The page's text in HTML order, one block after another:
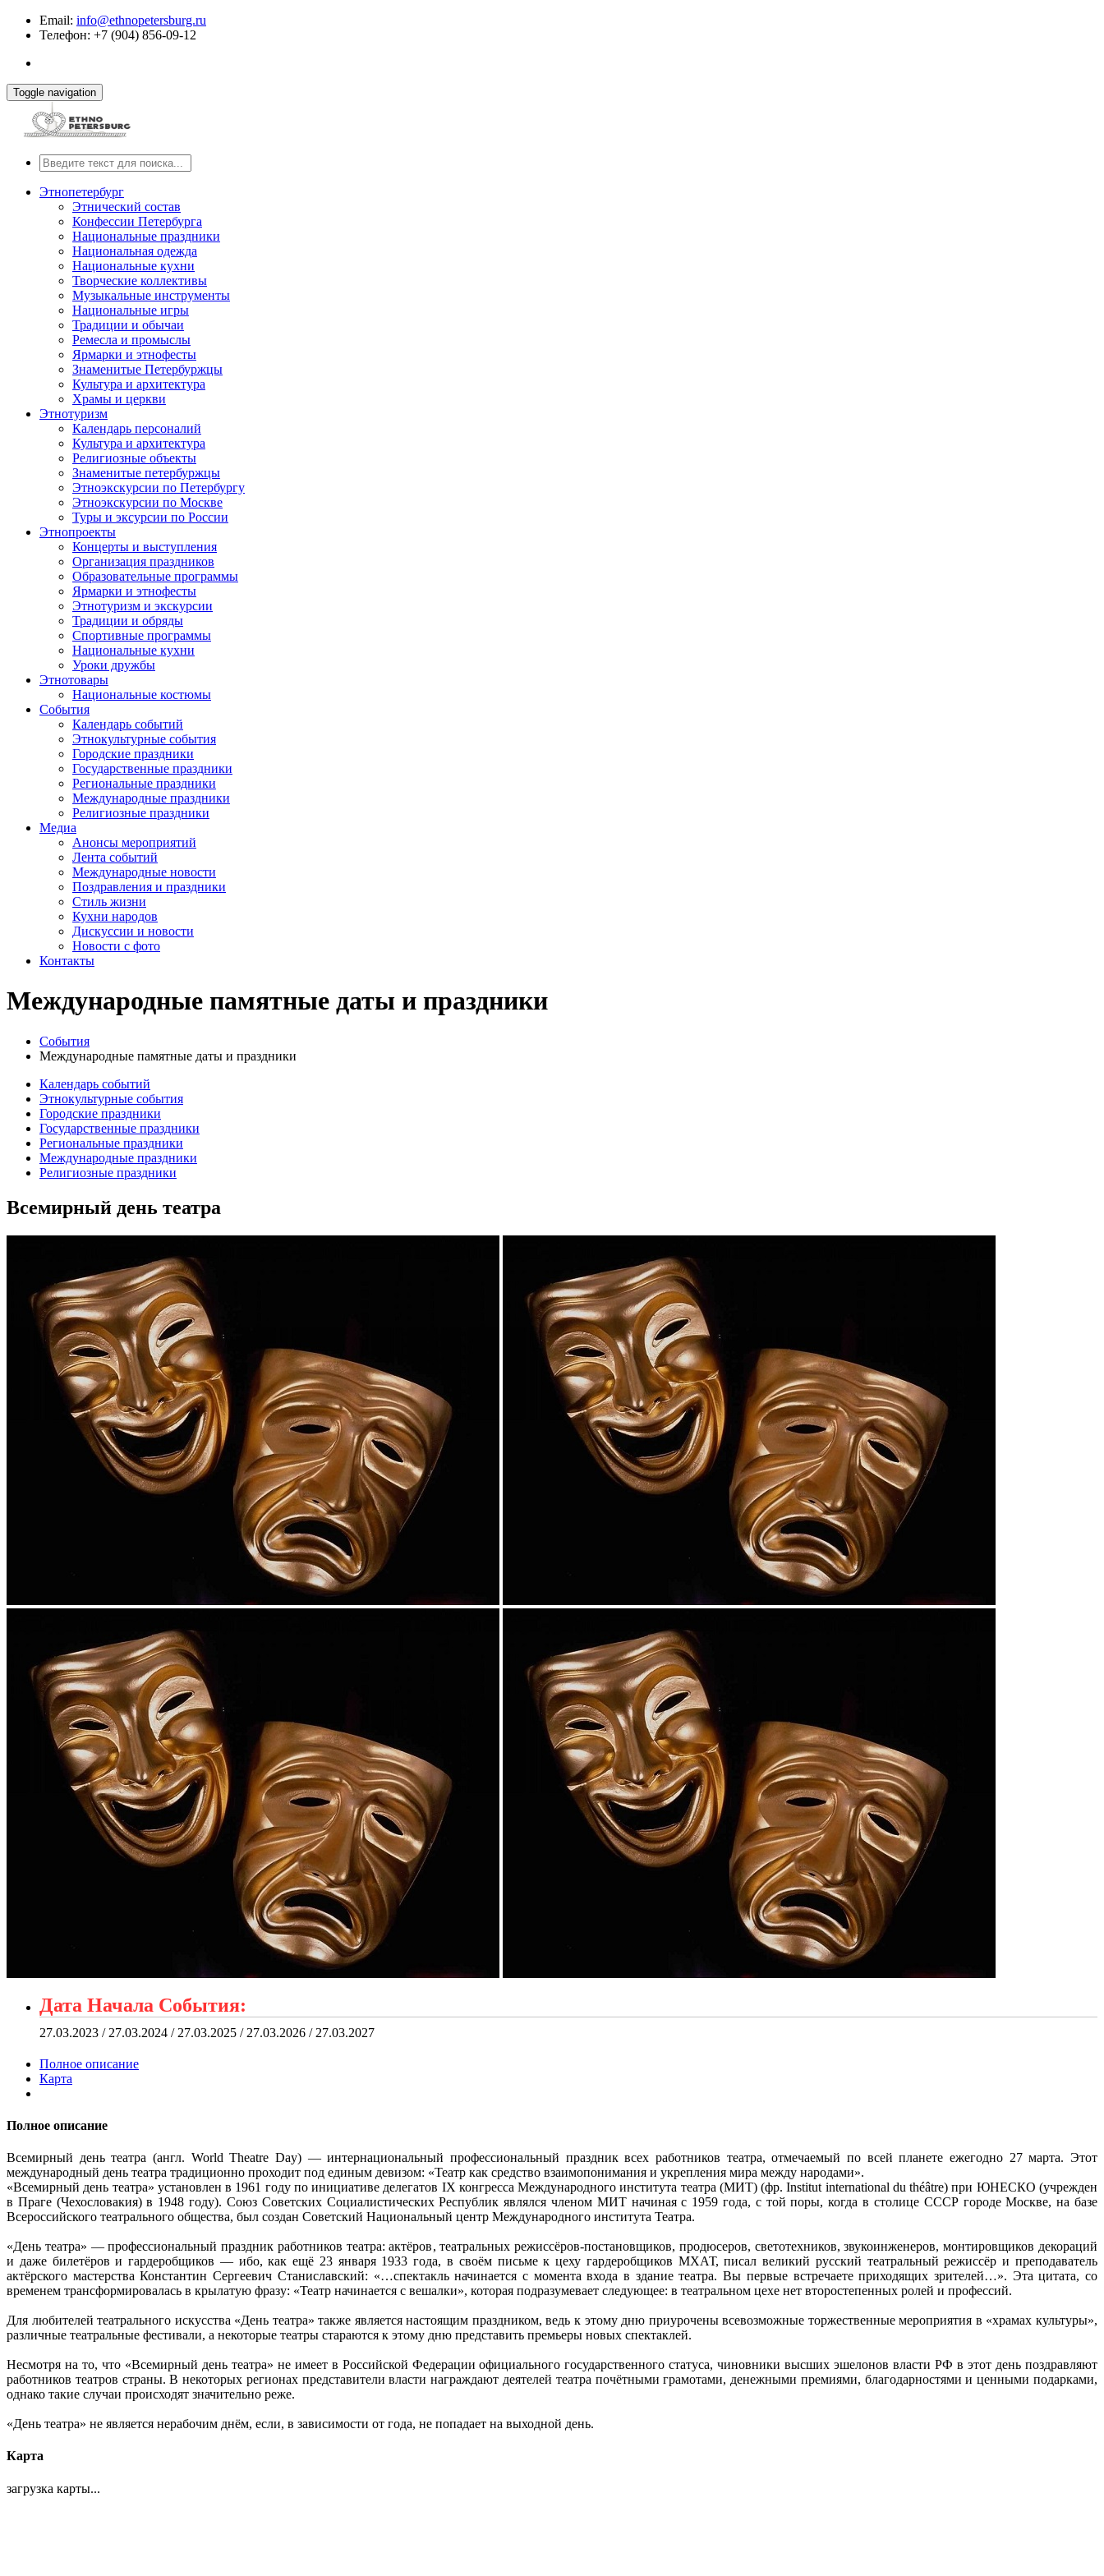
Email: info@ethnopetersburg.ru
Телефон: +7 (904) 856-09-12
Toggle navigation
Этнопетербург
Этнический состав
Конфессии Петербурга
Национальные праздники
Национальная одежда
Национальные кухни
Творческие коллективы
Музыкальные инструменты
Национальные игры
Традиции и обычаи
Ремесла и промыслы
Ярмарки и этнофесты
Знаменитые Петербуржцы
Культура и архитектура
Храмы и церкви
Этнотуризм
Календарь персоналий
Культура и архитектура
Религиозные объекты
Знаменитые петербуржцы
Этноэкскурсии по Петербургу
Этноэкскурсии по Москве
Туры и эксурсии по России
Этнопроекты
Концерты и выступления
Организация праздников
Образовательные программы
Ярмарки и этнофесты
Этнотуризм и экскурсии
Традиции и обряды
Спортивные программы
Национальные кухни
Уроки дружбы
Этнотовары
Национальные костюмы
События
Календарь событий
Этнокультурные события
Городские праздники
Государственные праздники
Региональные праздники
Международные праздники
Религиозные праздники
Медиа
Анонсы мероприятий
Лента событий
Международные новости
Поздравления и праздники
Cтиль жизни
Кухни народов
Дискуссии и новости
Новости с фото
Контакты
Международные памятные даты и праздники
События
Международные памятные даты и праздники
Календарь событий
Этнокультурные события
Городские праздники
Государственные праздники
Региональные праздники
Международные праздники
Религиозные праздники
Всемирный день театра
Дата Начала События:
27.03.2023 / 27.03.2024 / 27.03.2025 / 27.03.2026 / 27.03.2027
Полное описание
Карта
Полное описание
Всемирный день театра (англ. World Theatre Day) — интернациональный профессиональный праздник всех работников театра, отмечаемый по всей планете ежегодно 27 марта. Этот
международный день театра традиционно проходит под единым девизом: «Театр как средство взаимопонимания и укрепления мира между народами».
«Всемирный день театра» установлен в 1961 году по инициативе делегатов IX конгресса Международного института театра (МИТ) (фр. Institut international du théâtre) при ЮНЕСКО (учрежден
в Праге (Чехословакия) в 1948 году). Союз Советских Социалистических Республик являлся членом МИТ начиная с 1959 года, с той поры, когда в столице СССР городе Москве, на базе
Всероссийского театрального общества, был создан Советский Национальный центр Международного института Театра.
«День театра» — профессиональный праздник работников театра: актёров, театральных режиссёров-постановщиков, продюсеров, светотехников, звукоинженеров, монтировщиков декораций
и даже билетёров и гардеробщиков — ибо, как ещё 23 января 1933 года, в своём письме к цеху гардеробщиков МХАТ, писал великий русский театральный режиссёр и преподаватель
актёрского мастерства Константин Сергеевич Станиславский: «…спектакль начинается с момента входа в здание театра. Вы первые встречаете приходящих зрителей…». Эта цитата, со
временем трансформировалась в крылатую фразу: «Театр начинается с вешалки», которая подразумевает следующее: в театральном цехе нет второстепенных ролей и профессий.
Для любителей театрального искусства «День театра» также является настоящим праздником, ведь к этому дню приурочены всевозможные торжественные мероприятия в «храмах культуры»,
различные театральные фестивали, а некоторые театры стараются к этому дню представить премьеры новых спектаклей.
Несмотря на то, что «Всемирный день театра» не имеет в Российской Федерации официального государственного статуса, чиновники высших эшелонов власти РФ в этот день поздравляют
работников театров страны. В некоторых регионах представители власти награждают деятелей театра почётными грамотами, денежными премиями, благодарностями и ценными подарками,
однако такие случаи происходят значительно реже.
«День театра» не является нерабочим днём, если, в зависимости от года, не попадает на выходной день.
Карта
загрузка карты...